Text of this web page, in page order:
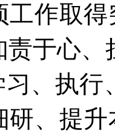
工作取
于心、
习、执
研、提